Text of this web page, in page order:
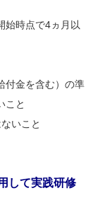
始時点で4ヵ月以
付金を含む）の準
こと
いこと
して実践研修